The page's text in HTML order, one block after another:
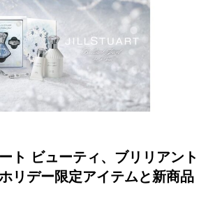
ト ビューティ、ブリリアント
リデー限定アイテムと新商品